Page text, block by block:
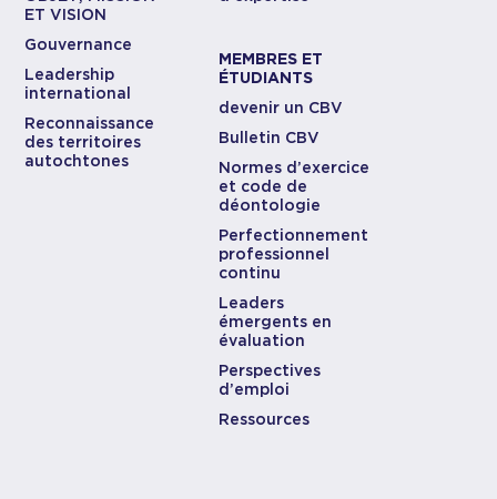
ET VISION
Gouvernance
Leadership
international
Reconnaissance
des territoires
autochtones
MEMBRES ET
ÉTUDIANTS
devenir un CBV
Bulletin CBV
Normes d’exercice
et code de
déontologie
Perfectionnement
professionnel
continu
Leaders
émergents en
évaluation
Perspectives
d’emploi
Ressources